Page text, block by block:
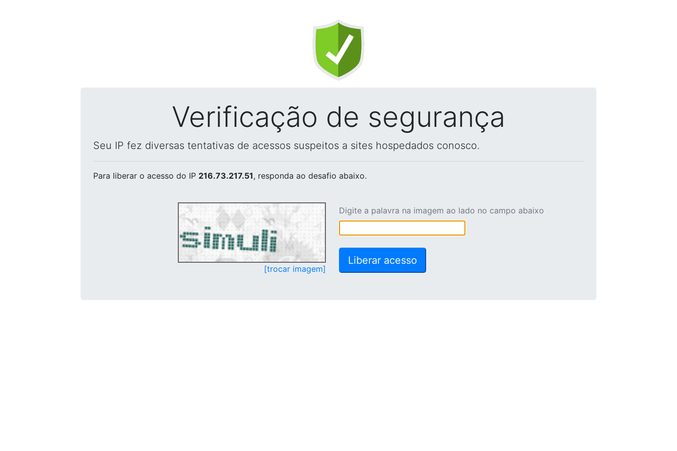
Verificação de segurança
Seu IP fez diversas tentativas de acessos suspeitos a sites hospedados conosco.
Para liberar o acesso do IP 216.73.217.51, responda ao desafio abaixo.
[trocar imagem]
Digite a palavra na imagem ao lado no campo abaixo